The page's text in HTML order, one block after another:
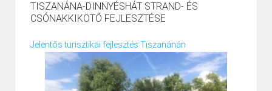
TISZANÁNA-DINNYÉSHÁT STRAND- ÉS
CSÓNAKKIKÖTŐ FEJLESZTÉSE
Jelentős turisztikai fejlesztés Tiszanánán